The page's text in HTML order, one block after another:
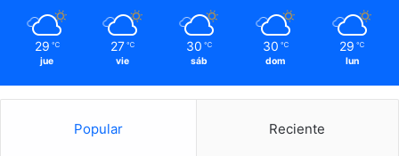
29 ℃
jue
27 ℃
vie
30 ℃
sáb
30 ℃
dom
29 ℃
lun
Popular Reciente